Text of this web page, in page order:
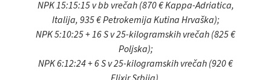
NPK 15:15:15 v bb vrečah (870 € Kappa-Adriatica,
Italija, 935 € Petrokemija Kutina Hrvaška);
NPK 5:10:25 + 16 S v 25-kilogramskih vrečah (825 €
Poljska);
NPK 6:12:24 + 6 S v 25-kilogramskih vrečah (920 €